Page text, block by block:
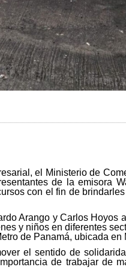
el Ministerio de
de la emisora
con el fin de
Arango y Carlos Hoyos
y niños en diferentes
de Panamá, ubicada en
el sentido de
de trabajar de